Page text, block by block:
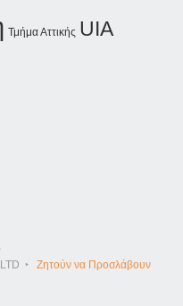
Τμήμα Αττικής UIA
Ζητούν να Προσλάβουν